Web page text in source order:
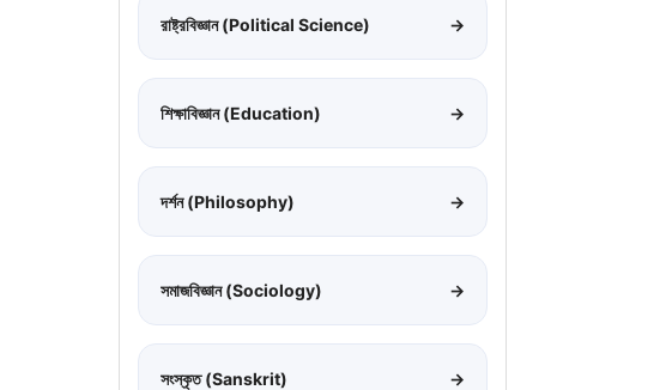
রাষ্ট্রবিজ্ঞান (Political Science) →
শিক্ষাবিজ্ঞান (Education) →
দর্শন (Philosophy) →
সমাজবিজ্ঞান (Sociology) →
সংস্কৃত (Sanskrit) →